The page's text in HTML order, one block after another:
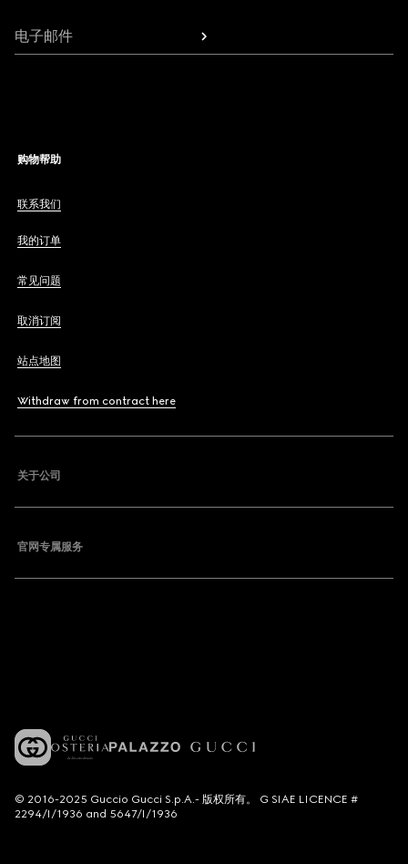
电子邮件
购物帮助
联系我们
我的订单
常见问题
取消订阅
站点地图
Withdraw from contract here
关于公司
官网专属服务
© 2016-2025 Guccio Gucci S.p.A.- 版权所有。 G SIAE LICENCE #
2294/I/1936 and 5647/I/1936